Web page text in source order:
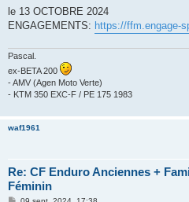
le 13 OCTOBRE 2024
ENGAGEMENTS: https://ffm.engage-
Pascal.
ex-BETA 200
- AMV (Agen Moto Verte)
- KTM 350 EXC-F / PE 175 1983
waf1961
Re: CF Enduro Anciennes +
Féminin
M